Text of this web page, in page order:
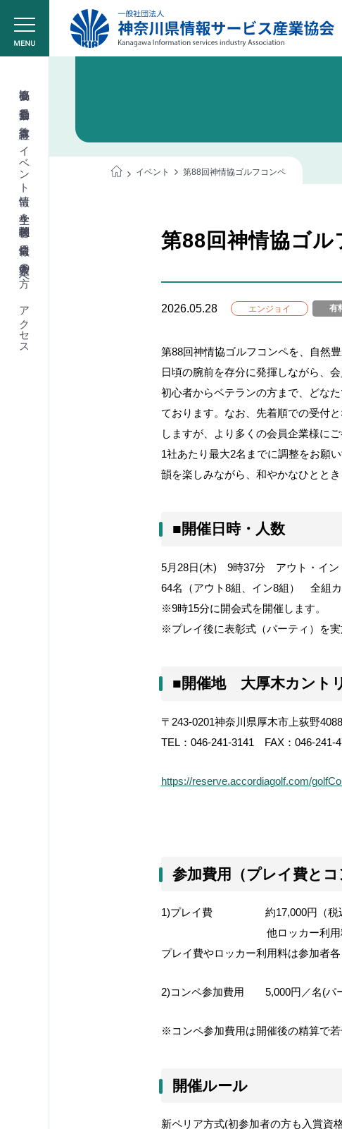
イベント情報
学生＆学校関係者
入会希望の方へ
アクセス
イベント 第88回神情協ゴルフコンペ
第88回神情協ゴル
2026.05.28 エンジョイ 有
第88回神情協ゴルフコンペを、自然
日頃の腕前を存分に発揮しながら、
初心者からベテランの方まで、どな
ております。なお、先着順での受付
しますが、より多くの会員企業様に
1社あたり最大2名までに調整をお願
韻を楽しみながら、和やかなひとと
■開催日時・人数
5月28日(木) 9時37分 アウト・イン
64名（アウト8組、イン8組） 全組カ
※9時15分に開会式を開催します。
※プレイ後に表彰式（パーティ）を実
■開催地 大厚木カント
〒243-0201神奈川県厚木市上荻野4088
TEL：046-241-3141 FAX：046-241-
https://reserve.accordiagolf.com/
参加費用（プレイ費とコ
1)プレイ費 約17,000円（税込・
他ロッカー利用料
プレイ費やロッカー利用料は参加者
2)コンペ参加費用 5,000円／名(パ
※コンペ参加費用は開催後の精算で若
開催ルール
新ペリア方式(初参加者の方も入賞資